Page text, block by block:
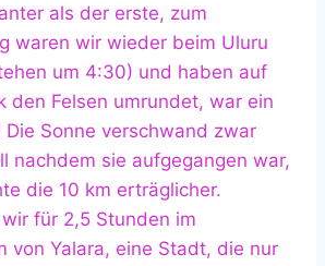
als der erste, zum
waren wir wieder beim Uluru
um 4:30) und haben auf
den Felsen umrundet, war ein
Die Sonne verschwand zwar
nachdem sie aufgegangen war,
die 10 km erträglicher.
für 2,5 Stunden im
von Yalara, eine Stadt, die nur